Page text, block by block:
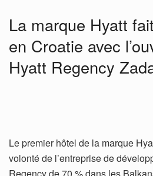
La marque Hyatt
en Croatie avec
Hyatt Regency
Le premier hôtel de la marque
volonté de l’entreprise de